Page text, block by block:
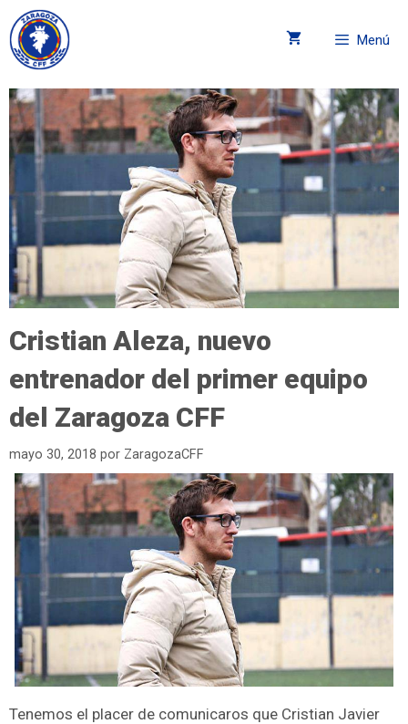
Menú
Cristian Aleza, nuevo
entrenador del primer equipo
del Zaragoza CFF
mayo 30, 2018 por ZaragozaCFF
Tenemos el placer de comunicaros que Cristian Javier